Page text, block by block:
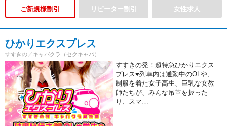
ご新規様割引
ひかりエクスプレス
すすきの／キャバクラ（セクキャバ）
すすきの発！超特急ひかりエクス
プレス♥列車内は通勤中のOLや、
制服を着た女子高生、巨乳な女教
師たちが、みんな吊革を握った
り、スマ…